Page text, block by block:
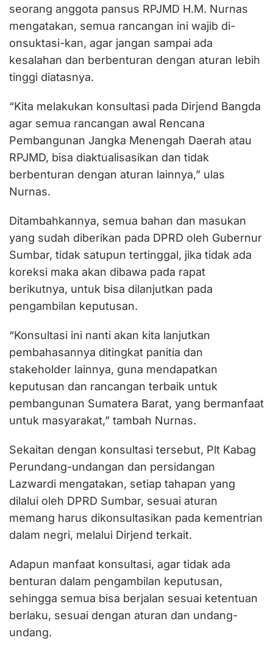
seorang anggota pansus RPJMD H.M. Nurnas
mengatakan, semua rancangan ini wajib di-
onsuktasi-kan, agar jangan sampai ada
kesalahan dan berbenturan dengan aturan lebih
tinggi diatasnya.
“Kita melakukan konsultasi pada Dirjend Bangda
agar semua rancangan awal Rencana
Pembangunan Jangka Menengah Daerah atau
RPJMD, bisa diaktualisasikan dan tidak
berbenturan dengan aturan lainnya,” ulas
Nurnas.
Ditambahkannya, semua bahan dan masukan
yang sudah diberikan pada DPRD oleh Gubernur
Sumbar, tidak satupun tertinggal, jika tidak ada
koreksi maka akan dibawa pada rapat
berikutnya, untuk bisa dilanjutkan pada
pengambilan keputusan.
“Konsultasi ini nanti akan kita lanjutkan
pembahasannya ditingkat panitia dan
stakeholder lainnya, guna mendapatkan
keputusan dan rancangan terbaik untuk
pembangunan Sumatera Barat, yang bermanfaat
untuk masyarakat,” tambah Nurnas.
Sekaitan dengan konsultasi tersebut, Plt Kabag
Perundang-undangan dan persidangan
Lazwardi mengatakan, setiap tahapan yang
dilalui oleh DPRD Sumbar, sesuai aturan
memang harus dikonsultasikan pada kementrian
dalam negri, melalui Dirjend terkait.
Adapun manfaat konsultasi, agar tidak ada
benturan dalam pengambilan keputusan,
sehingga semua bisa berjalan sesuai ketentuan
berlaku, sesuai dengan aturan dan undang-
undang.